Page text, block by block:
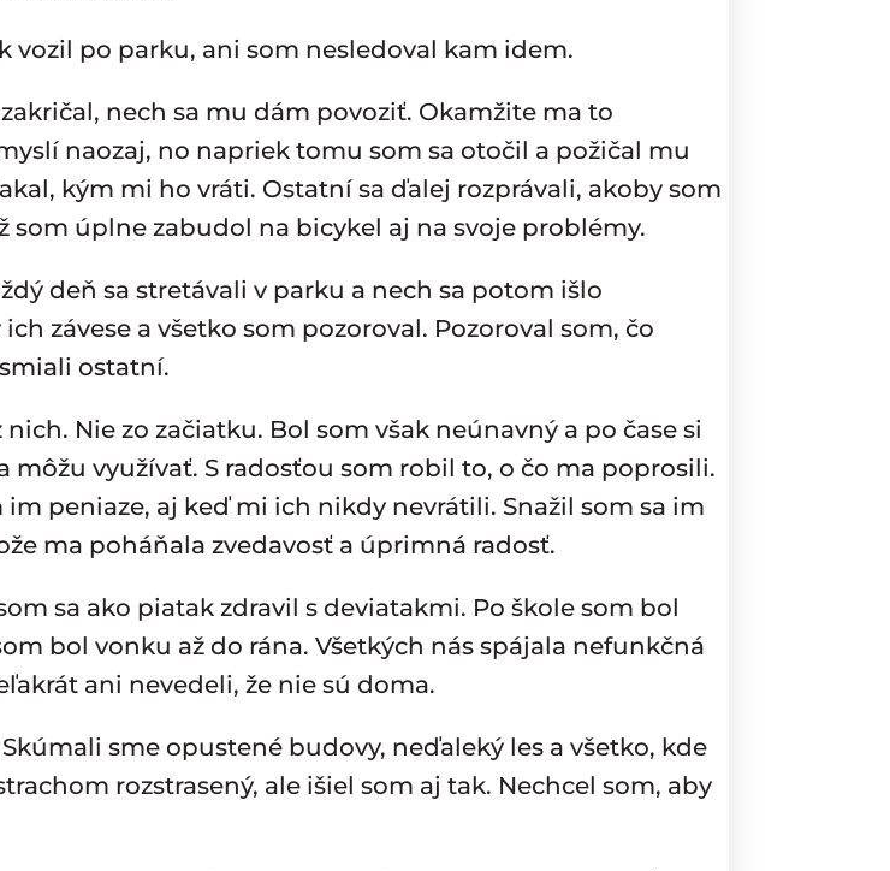
vozil po parku, ani som nesledoval kam idem.
nech sa mu dám povoziť. Okamžite ma to
naozaj, no napriek tomu som sa otočil a požičal mu
kým mi ho vráti. Ostatní sa ďalej rozprávali, akoby som
úplne zabudol na bicykel aj na svoje problémy.
deň sa stretávali v parku a nech sa potom išlo
závese a všetko som pozoroval. Pozoroval som, čo
ostatní.
Nie zo začiatku. Bol som však neúnavný a po čase si
využívať. S radosťou som robil to, o čo ma poprosili.
peniaze, aj keď mi ich nikdy nevrátili. Snažil som sa im
ma poháňala zvedavosť a úprimná radosť.
sa ako piatak zdravil s deviatakmi. Po škole som bol
bol vonku až do rána. Všetkých nás spájala nefunkčná
ani nevedeli, že nie sú doma.
sme opustené budovy, neďaleký les a všetko, kde
rozstrasený, ale išiel som aj tak. Nechcel som, aby